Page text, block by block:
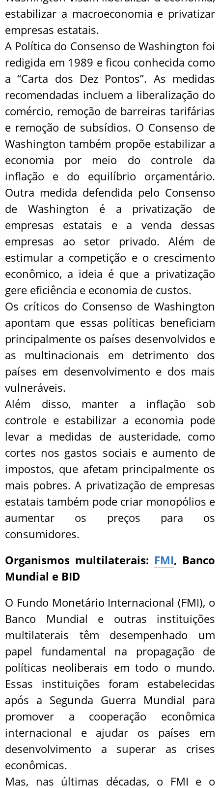
estabilizar a macroeconomia e privatizar
empresas estatais.
A Política do Consenso de Washington foi
redigida em 1989 e ficou conhecida como
a “Carta dos Dez Pontos”. As medidas
recomendadas incluem a liberalização do
comércio, remoção de barreiras tarifárias
e remoção de subsídios. O Consenso de
Washington também propõe estabilizar a
economia por meio do controle da
inflação e do equilíbrio orçamentário.
Outra medida defendida pelo Consenso
de Washington é a privatização de
empresas estatais e a venda dessas
empresas ao setor privado. Além de
estimular a competição e o crescimento
econômico, a ideia é que a privatização
gere eficiência e economia de custos.
Os críticos do Consenso de Washington
apontam que essas políticas beneficiam
principalmente os países desenvolvidos e
as multinacionais em detrimento dos
países em desenvolvimento e dos mais
vulneráveis.
Além disso, manter a inflação sob
controle e estabilizar a economia pode
levar a medidas de austeridade, como
cortes nos gastos sociais e aumento de
impostos, que afetam principalmente os
mais pobres. A privatização de empresas
estatais também pode criar monopólios e
aumentar os preços para os
consumidores.
Organismos multilaterais: FMI, Banco
Mundial e BID
O Fundo Monetário Internacional (FMI), o
Banco Mundial e outras instituições
multilaterais têm desempenhado um
papel fundamental na propagação de
políticas neoliberais em todo o mundo.
Essas instituições foram estabelecidas
após a Segunda Guerra Mundial para
promover a cooperação econômica
internacional e ajudar os países em
desenvolvimento a superar as crises
econômicas.
Mas, nas últimas décadas, o FMI e o